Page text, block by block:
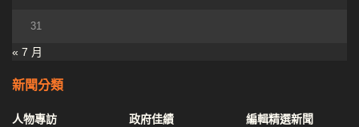
31
« 7 月
新聞分類
人物專訪
政府佳績
編輯精選新聞